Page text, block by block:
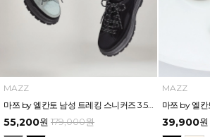
MAZZ
마쯔 by 엘칸토 남성 트레킹 스니커즈 3.5cm LCMS02M539
55,200원 179,000원
MAZZ
39,900원